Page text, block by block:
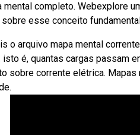
mental completo. Webexplore
esse conceito
o arquivo mapa mental
é, quantas cargas passam
sobre corrente elétrica.